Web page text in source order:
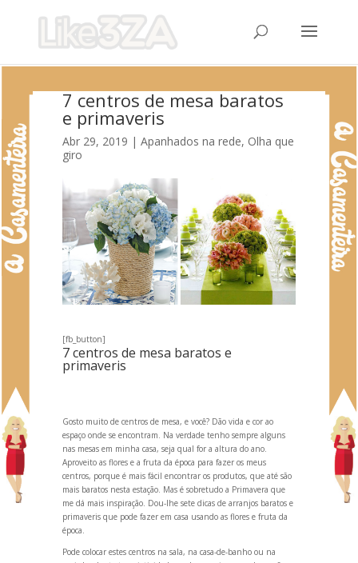
7 centros de mesa baratos
e primaveris
Abr 29, 2019 | Apanhados na rede, Olha que
giro
[fb_button]
7 centros de mesa baratos e
primaveris
Gosto muito de centros de mesa, e você? Dão vida e cor ao
espaço onde se encontram. Na verdade tenho sempre alguns
nas mesas em minha casa, seja qual for a altura do ano.
Aproveito as flores e a fruta da época para fazer os meus
centros, porque é mais fácil encontrar os produtos, que até são
mais baratos nesta estação. Mas é sobretudo a Primavera que
me dá mais inspiração. Dou-lhe sete dicas de arranjos baratos e
primaveris que pode fazer em casa usando as flores e fruta da
época.
Pode colocar estes centros na sala, na casa-de-banho ou na